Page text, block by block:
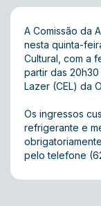
A Comissão da
nesta quinta-
Cultural, com a
partir das
Lazer (CEL) da
Os ingressos
refrigerante e
pelo telefone